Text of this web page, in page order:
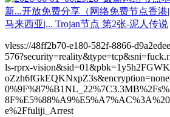
vless://48ff2b70-e180-582f-8866-
ls-rprx-
e%2Ffuliji_Arrest